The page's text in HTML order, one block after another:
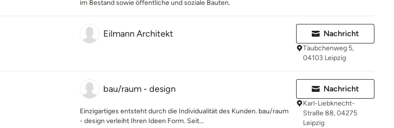
im Bestand sowie öffentliche und soziale Bauten.
Eilmann Architekt Nachricht
Täubchenweg 5,
04103 Leipzig
bau/raum - design
Einzigartiges entsteht durch die Individualität des Kunden. bau/raum
- design verleiht Ihren Ideen Form. Seit...
Nachricht
Karl-Liebknecht-
Straße 88, 04275
Leipzig